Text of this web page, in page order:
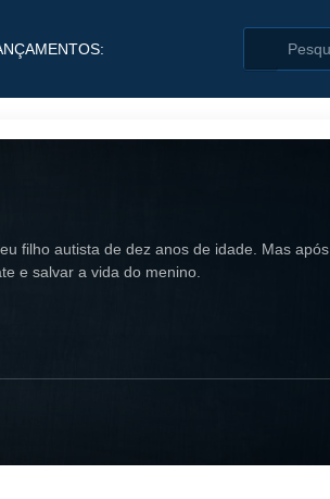
filho autista de dez anos de idade. Mas após
e salvar a vida do menino.